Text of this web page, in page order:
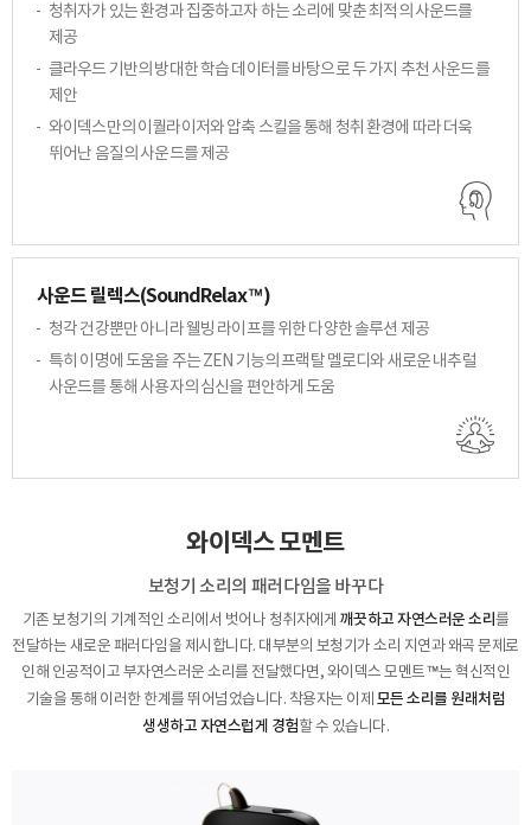
청취자가 있는 환경과 집중하고자 하는 소리에 맞춘최적의 사운드를
제공
클라우드 기반의 방대한 학습 데이터를 바탕으로두 가지 추천 사운드를
제안
와이덱스만의 이퀄라이저와 압축 스킬을 통해 청취환경에 따라 더욱
뛰어난 음질의 사운드를 제공
사운드 릴렉스(SoundRelax™)
청각 건강뿐만 아니라 웰빙 라이프를 위한 다양한 솔루션 제공
특히 이명에 도움을 주는 ZEN 기능의 프랙탈 멜로디와 새로운 내추럴
사운드를 통해 사용자의 심신을 편안하게 도움
와이덱스 모멘트
보청기 소리의 패러다임을 바꾸다
기존 보청기의 기계적인 소리에서 벗어나 청취자에게 깨끗하고 자연스러운 소리 를
전달하는 새로운 패러다임을 제시합니다. 대부분의 보청기가 소리 지연과 왜곡 문제로
인해 인공적이고 부자연스러운 소리를 전달했다면, 와이덱스 모멘트™는 혁신적인
기술을 통해 이러한 한계를 뛰어넘었습니다. 착용자는 이제 모든 소리를 원래처럼
생생하고 자연스럽게 경험할 수 있습니다.